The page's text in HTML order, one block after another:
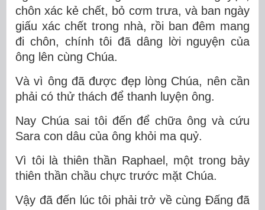
chôn xác kẻ chết, bỏ cơm trưa, và ban ngày
giấu xác chết trong nhà, rồi ban đêm mang
đi chôn, chính tôi đã dâng lời nguyện của
ông lên cùng Chúa.
Và vì ông đã được đẹp lòng Chúa, nên cần
phải có thử thách để thanh luyện ông.
Nay Chúa sai tôi đến để chữa ông và cứu
Sara con dâu của ông khỏi ma quỷ.
Vì tôi là thiên thần Raphael, một trong bảy
thiên thần chầu chực trước mặt Chúa.
Vậy đã đến lúc tôi phải trở về cùng Ðấng đã